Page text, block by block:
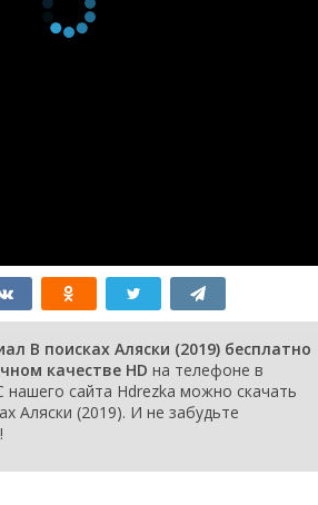
В поисках Аляски (2019) бесплатно
качестве HD на телефоне в
сайта Hdrezka можно скачать
Аляски (2019). И не забудьте